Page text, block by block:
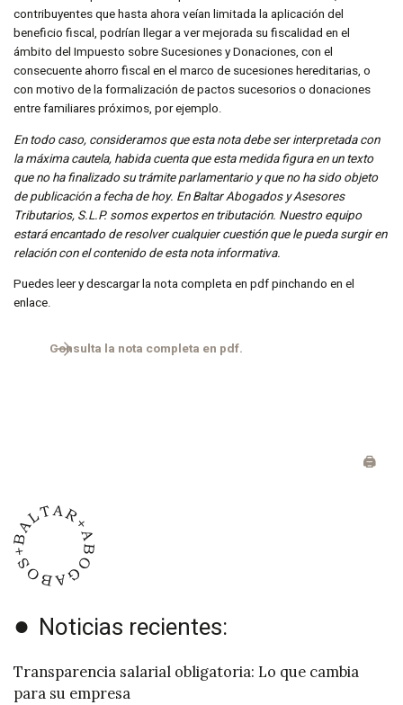
Trabajemos juntos
contribuyentes que hasta ahora veían limitada la aplicación del
beneficio fiscal, podrían llegar a ver mejorada su fiscalidad en el
ámbito del Impuesto sobre Sucesiones y Donaciones, con el
consecuente ahorro fiscal en el marco de sucesiones hereditarias, o
con motivo de la formalización de pactos sucesorios o donaciones
entre familiares próximos, por ejemplo.
En todo caso, consideramos que esta nota debe ser interpretada con
la máxima cautela, habida cuenta que esta medida figura en un texto
que no ha finalizado su trámite parlamentario y que no ha sido objeto
de publicación a fecha de hoy. En Baltar Abogados y Asesores
Tributarios, S.L.P. somos expertos en tributación. Nuestro equipo
estará encantado de resolver cualquier cuestión que le pueda surgir en
relación con el contenido de esta nota informativa.
Puedes leer y descargar la nota completa en pdf pinchando en el
enlace.
Consulta la nota completa en pdf.
🖨️
Noticias recientes:
Transparencia salarial obligatoria: Lo que cambia
para su empresa
Suscríbete a nuestro boletín de noticias y mantente
informado de todas las novedades relacionadas con
interesantes.
*Campos obligatorios